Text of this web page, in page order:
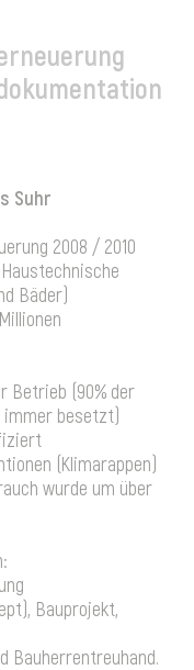
Suhr
2008 / 2010
Haustechnische
Bäder)
Betrieb (90% der
immer besetzt)
(Klimarappen)
wurde um über
Bauprojekt,
Bauherrentreuhand.